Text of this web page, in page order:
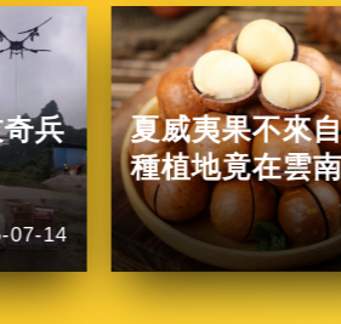
兵
07-14
夏威夷果不來
種植地竟在雲